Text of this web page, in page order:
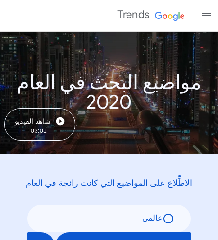
Trends
مواضيع البحث في العام
2020
شاهد الفيديو
03:01
الاطِّلاع على المواضيع التي كانت رائجة في العام
عالمي